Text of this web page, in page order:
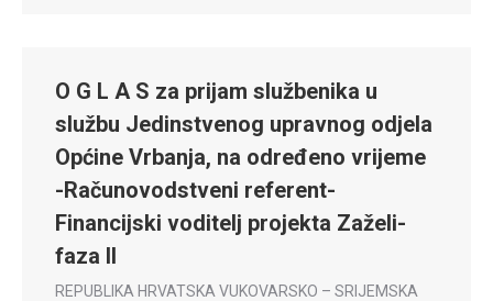
O G L A S za prijam službenika u
službu Jedinstvenog upravnog odjela
Općine Vrbanja, na određeno vrijeme
-Računovodstveni referent-
Financijski voditelj projekta Zaželi-
faza II
REPUBLIKA HRVATSKA VUKOVARSKO – SRIJEMSKA